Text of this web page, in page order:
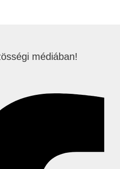
médiában!